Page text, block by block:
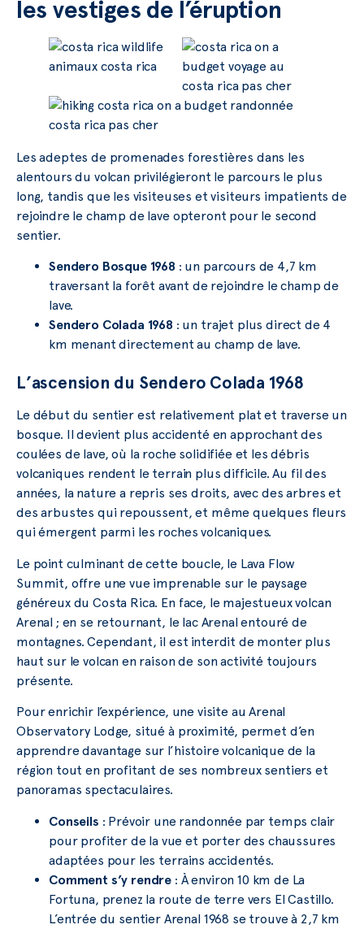
les vestiges de l’éruption
Les adeptes de promenades forestières dans les
alentours du volcan privilégieront le parcours le plus
long, tandis que les visiteuses et visiteurs impatients de
rejoindre le champ de lave opteront pour le second
sentier.
Sendero Bosque 1968 : un parcours de 4,7 km
traversant la forêt avant de rejoindre le champ de
lave.
Sendero Colada 1968 : un trajet plus direct de 4
km menant directement au champ de lave.
L’ascension du Sendero Colada 1968
Le début du sentier est relativement plat et traverse un
bosque. Il devient plus accidenté en approchant des
coulées de lave, où la roche solidifiée et les débris
volcaniques rendent le terrain plus difficile. Au fil des
années, la nature a repris ses droits, avec des arbres et
des arbustes qui repoussent, et même quelques fleurs
qui émergent parmi les roches volcaniques.
Le point culminant de cette boucle, le Lava Flow
Summit, offre une vue imprenable sur le paysage
généreux du Costa Rica. En face, le majestueux volcan
Arenal ; en se retournant, le lac Arenal entouré de
montagnes. Cependant, il est interdit de monter plus
haut sur le volcan en raison de son activité toujours
présente.
Pour enrichir l’expérience, une visite au Arenal
Observatory Lodge, situé à proximité, permet d’en
apprendre davantage sur l’histoire volcanique de la
région tout en profitant de ses nombreux sentiers et
panoramas spectaculaires.
Conseils : Prévoir une randonnée par temps clair
pour profiter de la vue et porter des chaussures
adaptées pour les terrains accidentés.
Comment s’y rendre : À environ 10 km de La
Fortuna, prenez la route de terre vers El Castillo.
L’entrée du sentier Arenal 1968 se trouve à 2,7 km